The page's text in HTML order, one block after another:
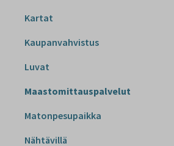
Kartat
Kaupanvahvistus
Luvat
Maastomittauspalvelut
Matonpesupaikka
Nähtävillä